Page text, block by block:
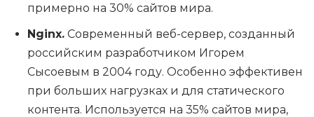
примерно на 30% сайтов мира.
Nginx. Современный веб-сервер, созданный
российским разработчиком Игорем
Сысоевым в 2004 году. Особенно эффективен
при больших нагрузках и для статического
контента. Используется на 35% сайтов мира,